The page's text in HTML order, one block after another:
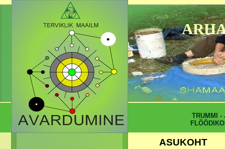
ASUKOHT
TRUMMI -